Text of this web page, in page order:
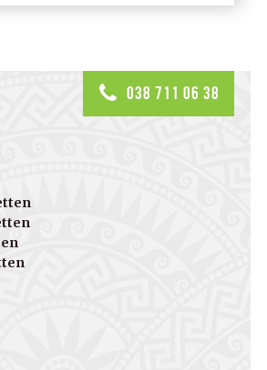
038 711 06 38